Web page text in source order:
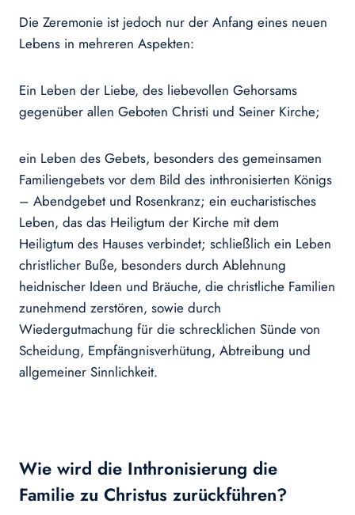
Die Zeremonie ist jedoch nur der Anfang eines neuen
Lebens in mehreren Aspekten:
Ein Leben der Liebe, des liebevollen Gehorsams
gegenüber allen Geboten Christi und Seiner Kirche;
ein Leben des Gebets, besonders des gemeinsamen
Familiengebets vor dem Bild des inthronisierten Königs
– Abendgebet und Rosenkranz; ein eucharistisches
Leben, das das Heiligtum der Kirche mit dem
Heiligtum des Hauses verbindet; schließlich ein Leben
christlicher Buße, besonders durch Ablehnung
heidnischer Ideen und Bräuche, die christliche Familien
zunehmend zerstören, sowie durch
Wiedergutmachung für die schrecklichen Sünde von
Scheidung, Empfängnisverhütung, Abtreibung und
allgemeiner Sinnlichkeit.
Wie wird die Inthronisierung die
Familie zu Christus zurückführen?